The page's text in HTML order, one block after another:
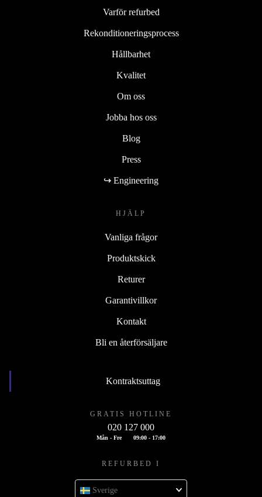
Varför refurbed
Rekonditioneringsprocess
Hållbarhet
Kvalitet
Om oss
Jobba hos oss
Blog
Press
↪ Engineering
HJÄLP
Vanliga frågor
Produktskick
Returer
Garantivillkor
Kontakt
Bli en återförsäljare
Kontraktsuttag
GRATIS HOTLINE
020 127 000
Mån - Fre 09:00 - 17:00
REFURBED I
Sverige